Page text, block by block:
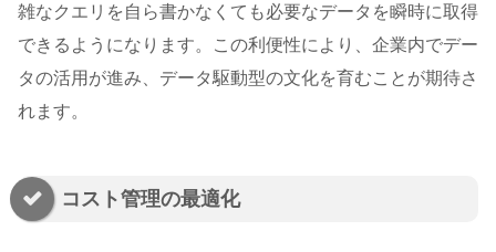
雑なクエリを自ら書かなくても必要なデータを瞬時に取得
できるようになります。この利便性により、企業内でデー
タの活用が進み、データ駆動型の文化を育むことが期待さ
れます。
コスト管理の最適化